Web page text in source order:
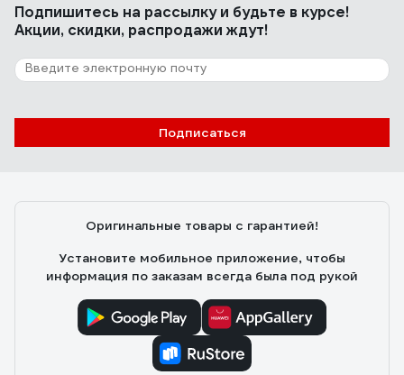
Подпишитесь на рассылкуи будьте в курсе!
Акции, скидки, распродажи ждут!
Подписаться
Оригинальные товары с гарантией!
Установите мобильное приложение, чтобы
информация по заказам всегда была под рукой